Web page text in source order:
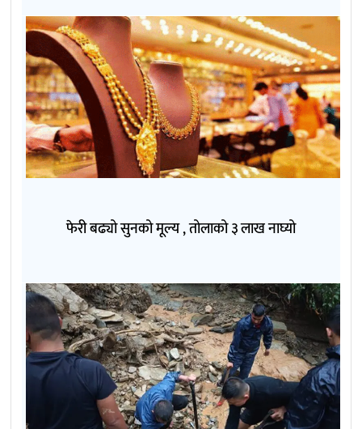
फेरी बढ्यो सुनको मूल्य , तोलाको ३ लाख नाघ्यो